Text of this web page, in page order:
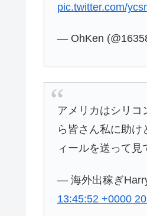
pic.twitter.com/
— OhKen
アメリカはシリコ
ら皆さん私に助
ィールを送って見
— 海外出稼ぎ
13:45:52 +0000